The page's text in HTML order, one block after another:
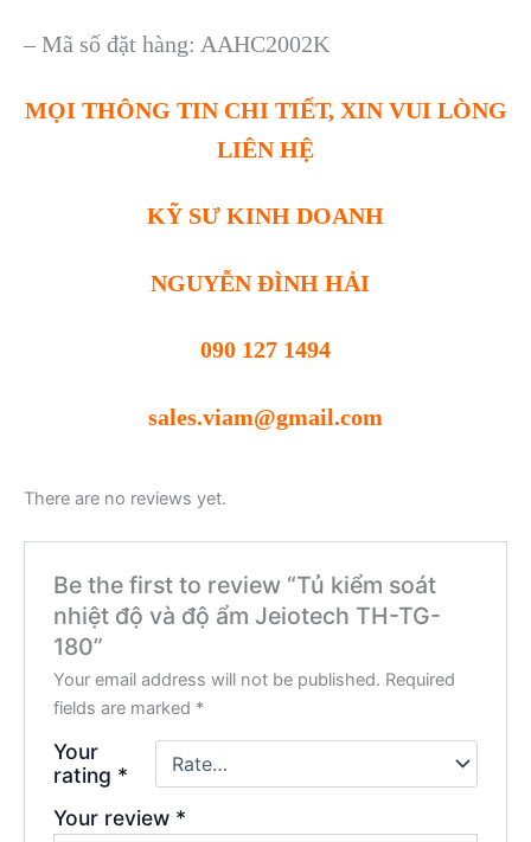
– Mã số đặt hàng: AAHC2002K
MỌI THÔNG TIN CHI TIẾT, XIN VUI LÒNG
LIÊN HỆ
KỸ SƯ KINH DOANH
NGUYỄN ĐÌNH HẢI
090 127 1494
sales.viam@gmail.com
There are no reviews yet.
Be the first to review “Tủ kiểm soát
nhiệt độ và độ ẩm Jeiotech TH-TG-
180”
Your email address will not be published. Required
fields are marked *
Your
rating *
Your review *